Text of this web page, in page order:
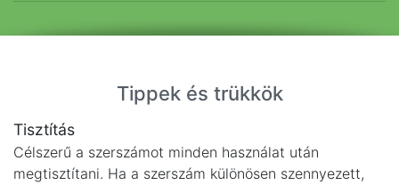
Tippek és trükkök
Tisztítás
Célszerű a szerszámot minden használat után
megtisztítani. Ha a szerszám különösen szennyezett,